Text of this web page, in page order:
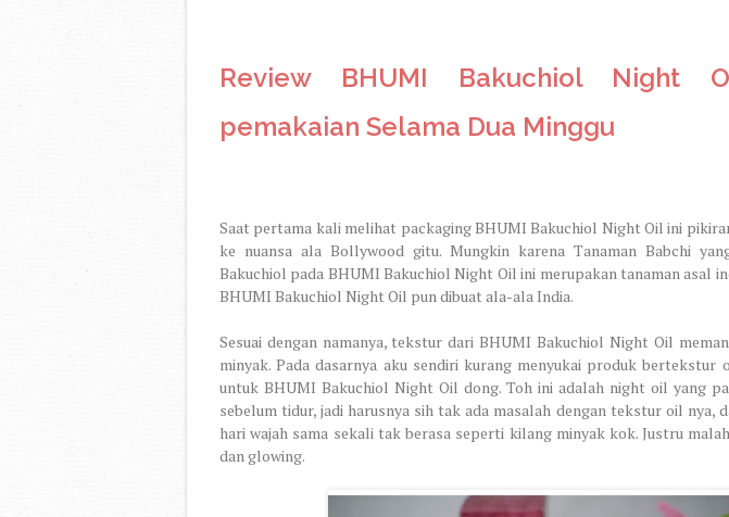
Review BHUMI Bakuchiol Night
pemakaian Selama Dua Minggu
Saat pertama kali melihat packaging BHUMI Bakuchiol Night Oil ini
ke nuansa ala Bollywood gitu. Mungkin karena Tanaman Babchi
Bakuchiol pada BHUMI Bakuchiol Night Oil ini merupakan tanaman asal
BHUMI Bakuchiol Night Oil pun dibuat ala-ala India.
Sesuai dengan namanya, tekstur dari BHUMI Bakuchiol Night Oil
minyak. Pada dasarnya aku sendiri kurang menyukai produk bertekstur
untuk BHUMI Bakuchiol Night Oil dong. Toh ini adalah night oil yang
sebelum tidur, jadi harusnya sih tak ada masalah dengan tekstur oil nya,
hari wajah sama sekali tak berasa seperti kilang minyak kok. Justru
dan glowing.